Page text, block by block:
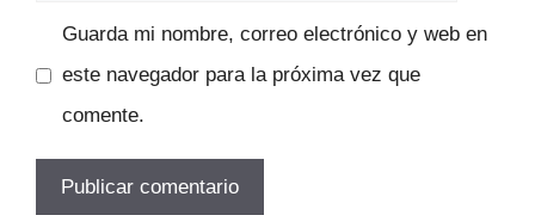
Guarda mi nombre, correo electrónico y web en
este navegador para la próxima vez que
comente.